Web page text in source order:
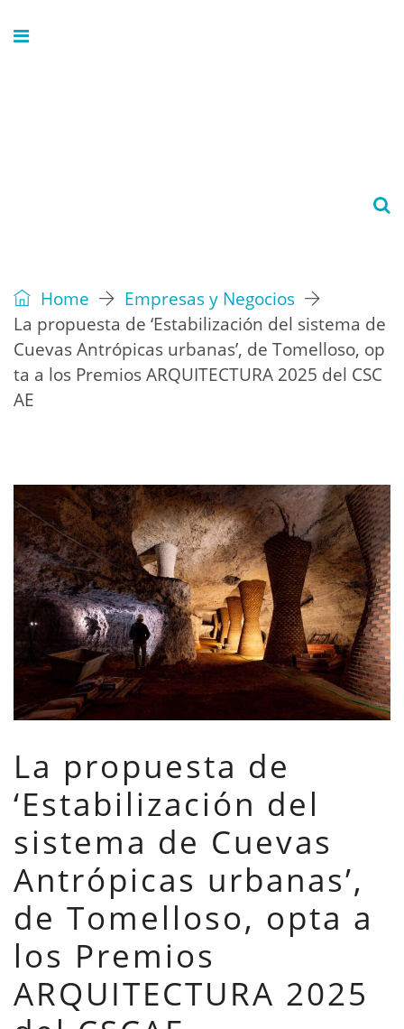
Home
Empresas y Negocios
La propuesta de ‘Estabilización del sistema de
Cuevas Antrópicas urbanas’, de Tomelloso, op
ta a los Premios ARQUITECTURA 2025 del CSC
AE
La propuesta de
‘Estabilización del
sistema de Cuevas
Antrópicas urbanas’,
de Tomelloso, opta a
los Premios
ARQUITECTURA 2025